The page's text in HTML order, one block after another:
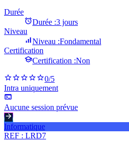
Durée
Durée :3 jours
Niveau
Niveau :Fondamental
Certification
Certification :Non
0/5
Intra uniquement
Aucune session prévue
Informatique
REF : LRD7